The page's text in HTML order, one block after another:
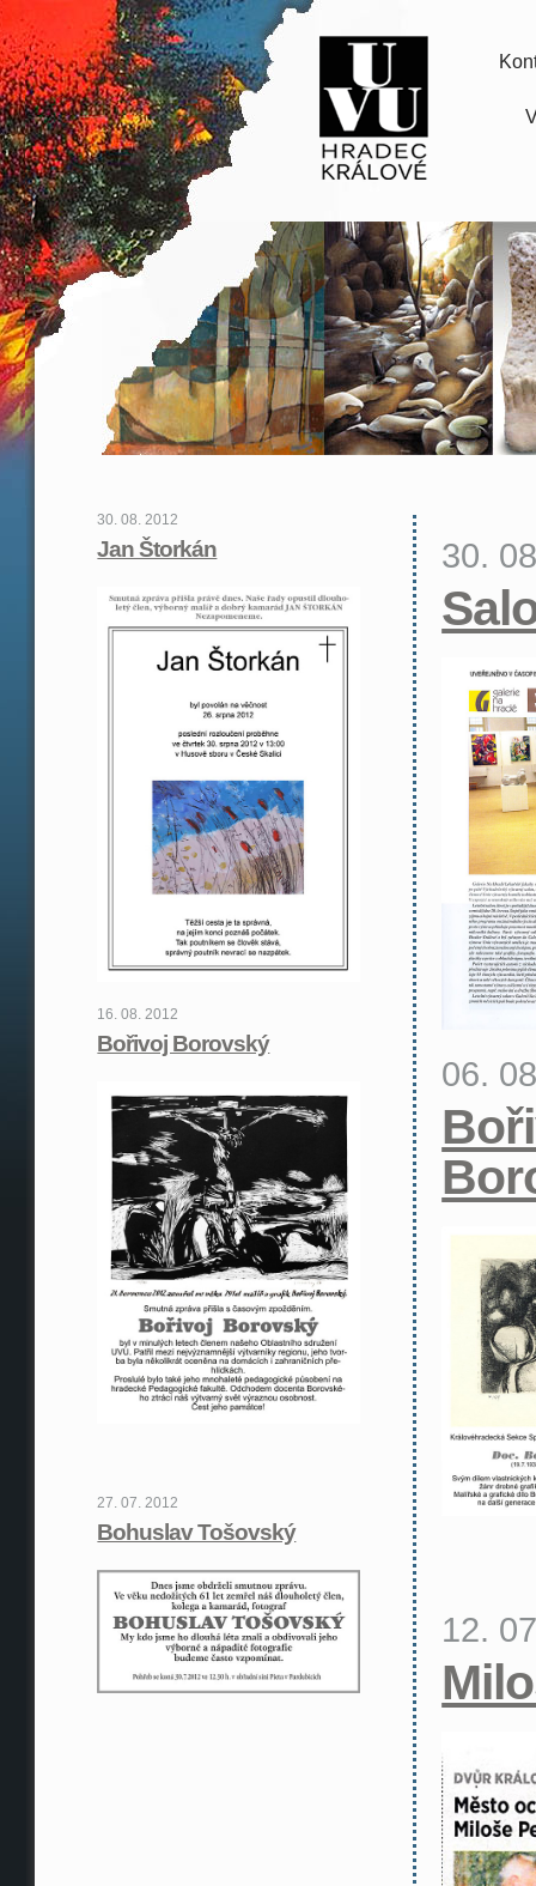
30. 08. 2012
Jan Štorkán
16. 08. 2012
Bořivoj Borovský
27. 07. 2012
Bohuslav Tošovský
30.
06.
12.